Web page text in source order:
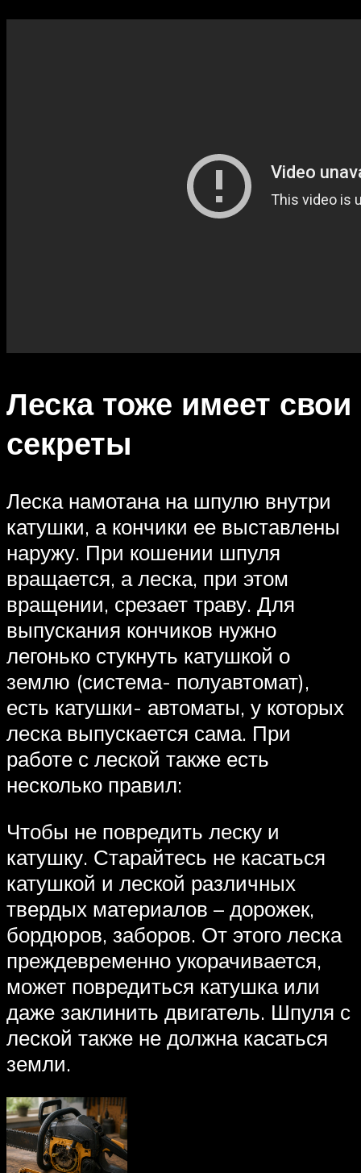
Леска тоже имеет свои
секреты
Леска намотана на шпулю внутри
катушки, а кончики ее выставлены
наружу. При кошении шпуля
вращается, а леска, при этом
вращении, срезает траву. Для
выпускания кончиков нужно
легонько стукнуть катушкой о
землю (система- полуавтомат),
есть катушки- автоматы, у которых
леска выпускается сама. При
работе с леской также есть
несколько правил:
Чтобы не повредить леску и
катушку. Старайтесь не касаться
катушкой и леской различных
твердых материалов – дорожек,
бордюров, заборов. От этого леска
преждевременно укорачивается,
может повредиться катушка или
даже заклинить двигатель. Шпуля с
леской также не должна касаться
земли.